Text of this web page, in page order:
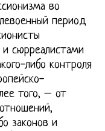
во
период
сюрреалистами
либо контроля
того, – от
законов и